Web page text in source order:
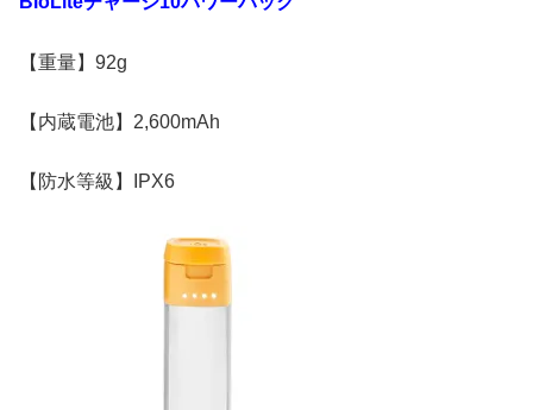
【重量】92g
【内蔵電池】2,600mAh
【防水等級】IPX6